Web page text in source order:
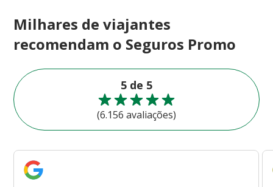
Milhares de viajantes
recomendam o Seguros Promo
5 de 5
(6.156 avaliações)